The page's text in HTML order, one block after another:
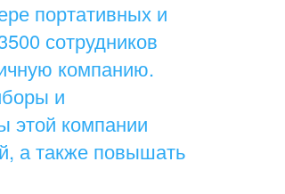
портативных и
сотрудников
компанию.
и
этой компании
а также повышать